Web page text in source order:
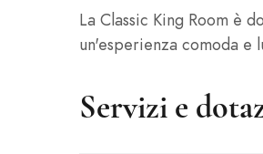
La Classic King Room è
un'esperienza comoda e
Servizi e